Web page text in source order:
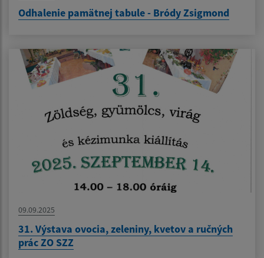
Odhalenie pamätnej tabule - Bródy Zsigmond
09.09.2025
31. Výstava ovocia, zeleniny, kvetov a ručných
prác ZO SZZ